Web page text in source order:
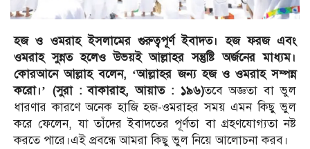
হজ ও ওমরাহ ইসলামের গুরুত্বপূর্ণ ইবাদত। হজ ফরজ এবং
ওমরাহ সুন্নত হলেও উভয়ই আল্লাহর সন্তুষ্টি অর্জনের মাধ্যম।
কোরআনে আল্লাহ বলেন, ‘আল্লাহর জন্য হজ ও ওমরাহ সম্পন্ন
করো।’ (সুরা : বাকারাহ, আয়াত : ১৯৬)তবে অজ্ঞতা বা ভুল
ধারণার কারণে অনেক হাজি হজ-ওমরাহর সময় এমন কিছু ভুল
করে ফেলেন, যা তাঁদের ইবাদতের পূর্ণতা বা গ্রহণযোগ্যতা নষ্ট
করতে পারে।এই প্রবন্ধে আমরা কিছু ভুল নিয়ে আলোচনা করব।